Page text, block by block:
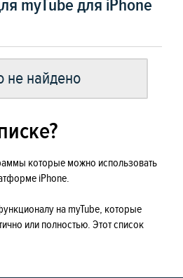
myTube для iPhone
не найдено
которые можно использовать
iPhone.
на myTube, которые
или полностью. Этот список